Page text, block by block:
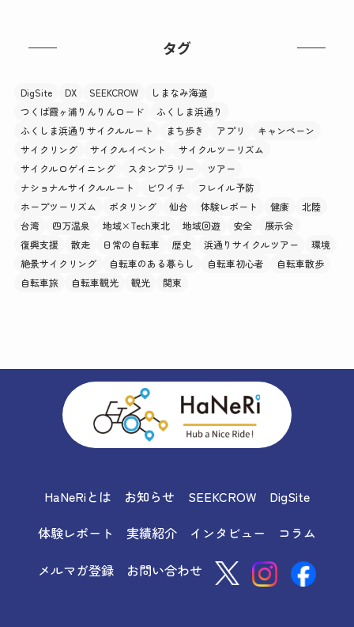
タグ
DigSite DX SEEKCROW
しまなみ海道
つくば霞ヶ浦りんりんロード
ふくしま浜通り
ふくしま浜通りサイクルルート
まち歩き アプリ
キャンペーン
サイクリング
サイクルイベント
サイクルツーリズム
サイクルロゲイニング
スタンプラリー
ツアー
ナショナルサイクルルート
ビワイチ
フレイル予防
ホープツーリズム
ポタリング 仙台 体験レポート 健康
北陸
台湾
四万温泉 地域×Tech東北 地域回遊 安全
展示会
復興支援
散走 日常の自転車 歴史 浜通りサイクルツアー
環境
絶景サイクリング
自転車のある暮らし 自転車初心者
自転車散歩
自転車旅
自転車観光 観光 関東
HaNeRiとは お知らせ SEEKCROW
DigSite
体験レポート
実績紹介 インタビュー
コラム
メルマガ登録
お問い合わせ